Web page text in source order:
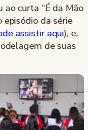
ao curta “É da Mão
episódio da série
assistir aqui), e,
de suas